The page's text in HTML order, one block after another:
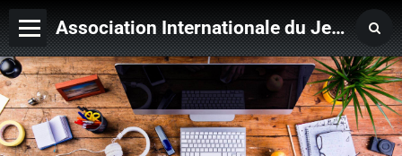
Association Internationale du Jeu de Ficelle
Page d'accueil
Derniers ajouts